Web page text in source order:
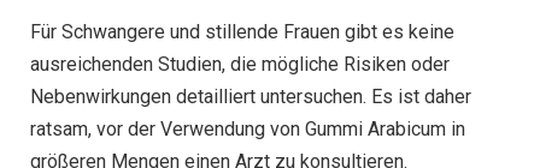
Für Schwangere und stillende Frauen gibt es keine
ausreichenden Studien, die mögliche Risiken oder
Nebenwirkungen detailliert untersuchen. Es ist daher
ratsam, vor der Verwendung von Gummi Arabicum in
größeren Mengen einen Arzt zu konsultieren.